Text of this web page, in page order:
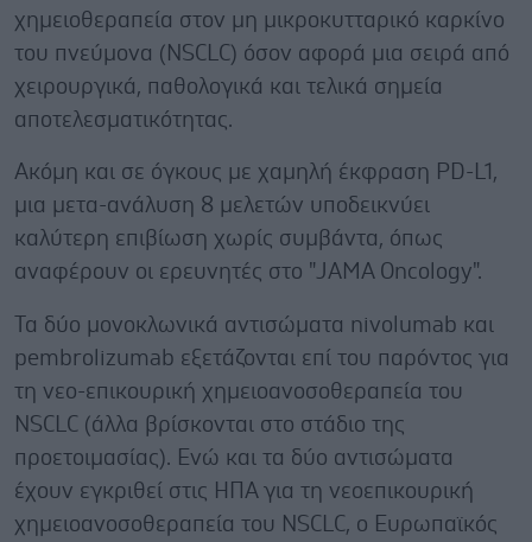
χημειοθεραπεία στον μη μικροκυτταρικό καρκίνο
του πνεύμονα (NSCLC) όσον αφορά μια σειρά από
χειρουργικά, παθολογικά και τελικά σημεία
αποτελεσματικότητας.
Ακόμη και σε όγκους με χαμηλή έκφραση PD-L1,
μια μετα-ανάλυση 8 μελετών υποδεικνύει
καλύτερη επιβίωση χωρίς συμβάντα, όπως
αναφέρουν οι ερευνητές στο "JAMA Oncology".
Τα δύο μονοκλωνικά αντισώματα nivolumab και
pembrolizumab εξετάζονται επί του παρόντος για
τη νεο-επικουρική χημειοανοσοθεραπεία του
NSCLC (άλλα βρίσκονται στο στάδιο της
προετοιμασίας). Ενώ και τα δύο αντισώματα
έχουν εγκριθεί στις ΗΠΑ για τη νεοεπικουρική
χημειοανοσοθεραπεία του NSCLC, ο Ευρωπαϊκός